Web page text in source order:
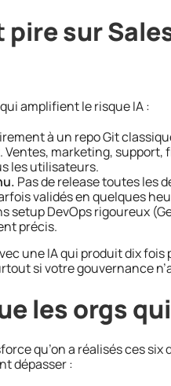
pire sur
amplifient le risque IA :
à un repo Git
marketing,
les utilisateurs.
Pas de release toutes les
validés en quelques
setup DevOps rigoureux
précis.
une IA qui produit dix
si votre gouvernance
les orgs
qu’on a réalisés ces
dépasser :